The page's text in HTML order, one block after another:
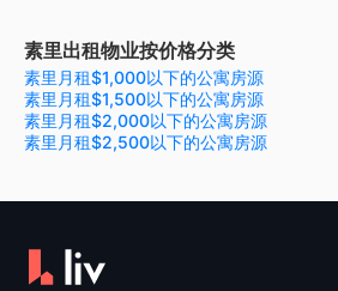
素里出租物业按价格分类
素里月租$1,000以下的公寓房源
素里月租$1,500以下的公寓房源
素里月租$2,000以下的公寓房源
素里月租$2,500以下的公寓房源